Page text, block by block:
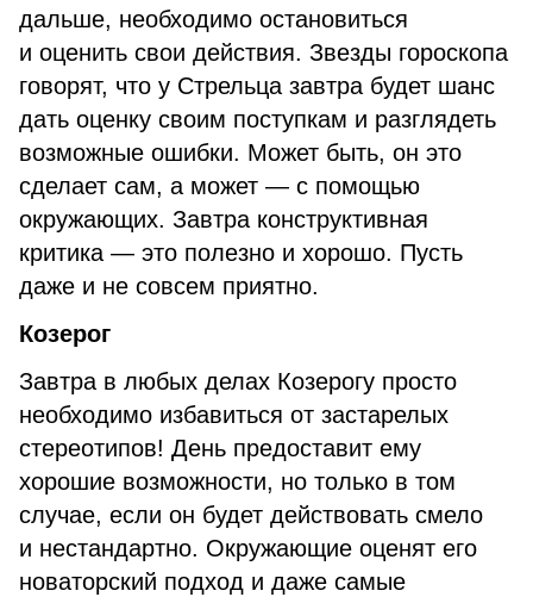
дальше, необходимо остановиться
и оценить свои действия. Звезды гороскопа
говорят, что у Стрельца завтра будет шанс
дать оценку своим поступкам и разглядеть
возможные ошибки. Может быть, он это
сделает сам, а может — с помощью
окружающих. Завтра конструктивная
критика — это полезно и хорошо. Пусть
даже и не совсем приятно.
Козерог
Завтра в любых делах Козерогу просто
необходимо избавиться от застарелых
стереотипов! День предоставит ему
хорошие возможности, но только в том
случае, если он будет действовать смело
и нестандартно. Окружающие оценят его
новаторский подход и даже самые